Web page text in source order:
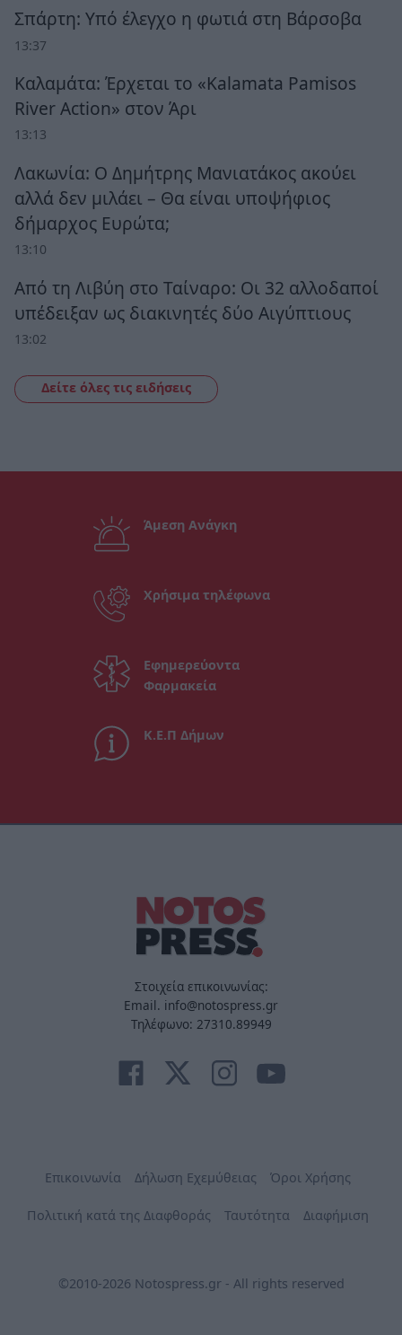
Σπάρτη: Υπό έλεγχο η φωτιά στη Βάρσοβα
13:37
Καλαμάτα: Έρχεται το «Kalamata Pamisos
River Action» στον Άρι
13:13
Λακωνία: Ο Δημήτρης Μανιατάκος ακούει
αλλά δεν μιλάει – Θα είναι υποψήφιος
δήμαρχος Ευρώτα;
13:10
Από τη Λιβύη στο Ταίναρο: Οι 32 αλλοδαποί
υπέδειξαν ως διακινητές δύο Αιγύπτιους
13:02
Δείτε όλες τις ειδήσεις
Άμεση Ανάγκη
Χρήσιμα τηλέφωνα
Εφημερεύοντα
Φαρμακεία
Κ.Ε.Π Δήμων
Στοιχεία επικοινωνίας:
Email. info@notospress.gr
Τηλέφωνο: 27310.89949
Επικοινωνία Δήλωση Εχεμύθειας Όροι Χρήσης
Πολιτική κατά της Διαφθοράς Ταυτότητα Διαφήμιση
©2010-2026 Notospress.gr - All rights reserved